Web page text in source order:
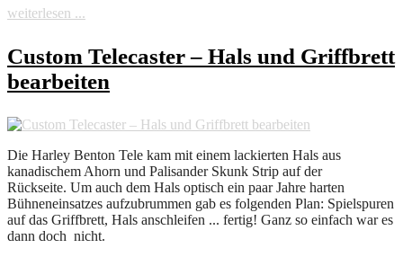
weiterlesen ...
Custom Telecaster – Hals und Griffbrett
bearbeiten
Die Harley Benton Tele kam mit einem lackierten Hals aus
kanadischem Ahorn und Palisander Skunk Strip auf der
Rückseite. Um auch dem Hals optisch ein paar Jahre harten
Bühneneinsatzes aufzubrummen gab es folgenden Plan: Spielspuren
auf das Griffbrett, Hals anschleifen ... fertig! Ganz so einfach war es
dann doch nicht.